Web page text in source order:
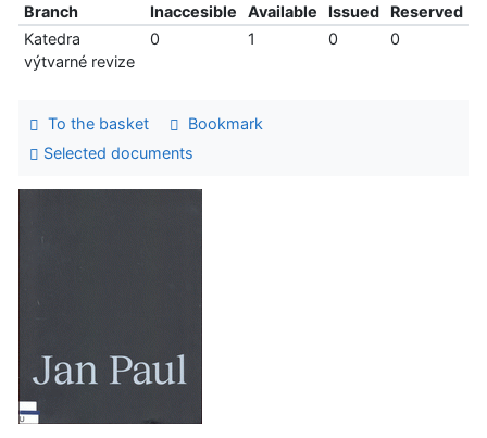
Branch
Inaccesible Available Issued
Reserved
Katedra
výtvarné revize
0 1 0 0
To the basket
Bookmark
Selected documents